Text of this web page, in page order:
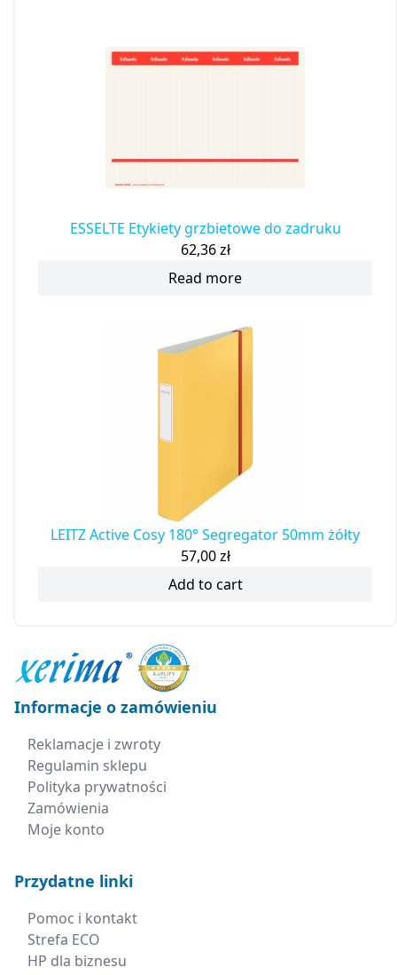
ESSELTE Etykiety grzbietowe do zadruku
62,36zł
Read more
LEITZ Active Cosy 180° Segregator 50mm żółty
57,00zł
Add to cart
Informacje o zamówieniu
Reklamacje i zwroty
Regulamin sklepu
Polityka prywatności
Zamówienia
Moje konto
Przydatne linki
Pomoc i kontakt
Strefa ECO
HP dla biznesu